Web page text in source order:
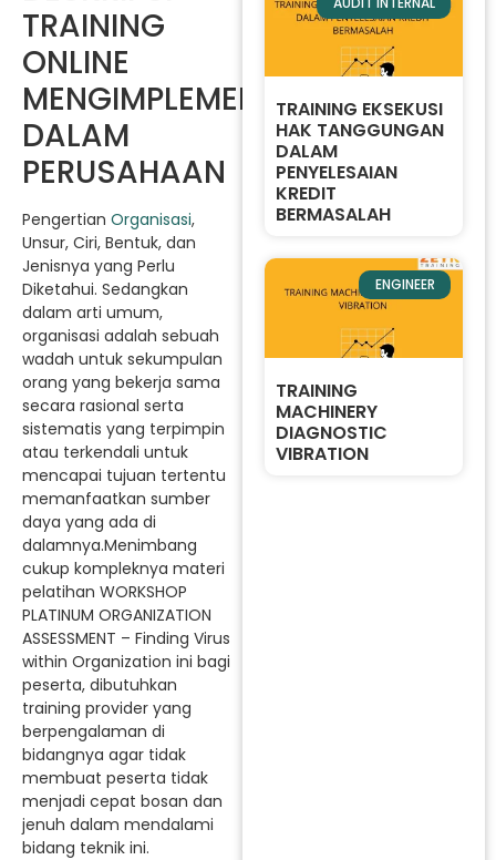
TRAINING
ONLINE
MENGIMPLEMENTASIKAN
DALAM
PERUSAHAAN
Pengertian Organisasi,
Unsur, Ciri, Bentuk, dan
Jenisnya yang Perlu
Diketahui. Sedangkan
dalam arti umum,
organisasi adalah sebuah
wadah untuk sekumpulan
orang yang bekerja sama
secara rasional serta
sistematis yang terpimpin
atau terkendali untuk
mencapai tujuan tertentu
memanfaatkan sumber
daya yang ada di
dalamnya.Menimbang
cukup kompleknya materi
pelatihan WORKSHOP
PLATINUM ORGANIZATION
ASSESSMENT – Finding Virus
within Organization ini bagi
peserta, dibutuhkan
training provider yang
berpengalaman di
bidangnya agar tidak
membuat peserta tidak
menjadi cepat bosan dan
jenuh dalam mendalami
bidang teknik ini.
TRAINING EKSEKUSI
HAK TANGGUNGAN
DALAM
PENYELESAIAN
KREDIT
BERMASALAH
ENGINEER
TRAINING
MACHINERY
DIAGNOSTIC
VIBRATION